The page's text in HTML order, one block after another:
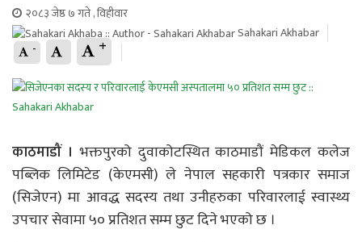
२०८३ जेष्ठ ७ गते , विहीवार
Sahakari Akhabar
- +
काठमाडौं ।भक्तपुरको दुवाकोटस्थित काठमाडौं मेडिकल कलेज
पब्लिक लिमिटेड (केएमसी) ले नेपाल सहकारी पत्रकार समाज
(सिजेएन) मा आवद्ध सदस्य तथा उनीहरुका परिवारलाई स्वास्थ्य
उपचार सेवामा ५० प्रतिशत सम्म छुट दिने भएको छ ।